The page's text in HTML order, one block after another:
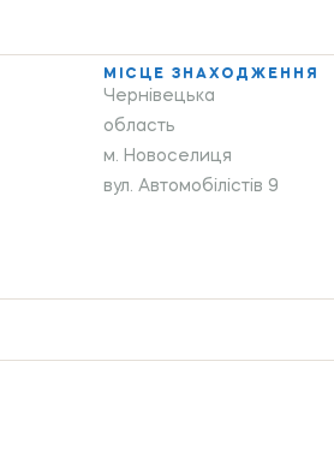
МІСЦЕ ЗНАХОДЖЕННЯ
Чернівецька
область
м. Новоселиця
вул. Автомобілістів 9